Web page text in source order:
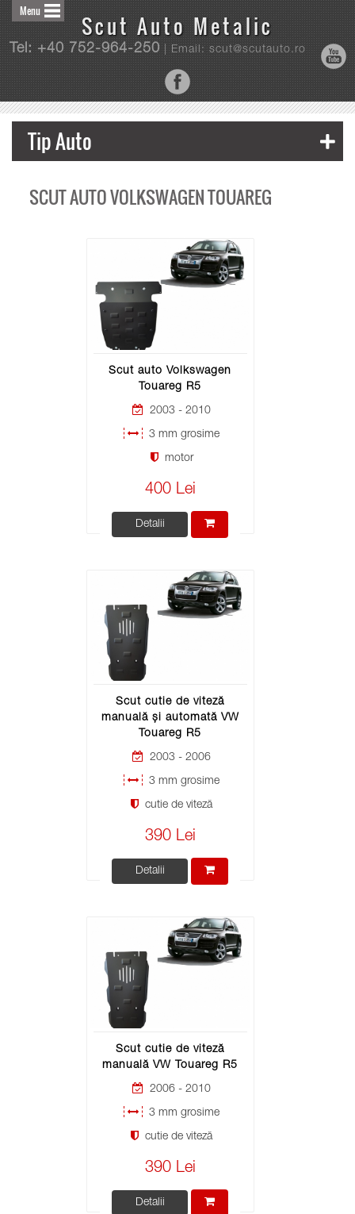
Scut Auto Metalic
Tel: +40 752-964-250| Email: scut@scutauto.ro
Menu
Tip Auto
SCUT AUTO VOLKSWAGEN TOUAREG
Scut auto Volkswagen
Touareg R5
2003 - 2010
3 mm grosime
motor
400 Lei
Detalii
Scut cutie de viteză
manuală și automată VW
Touareg R5
2003 - 2006
3 mm grosime
cutie de viteză
390 Lei
Detalii
Scut cutie de viteză
manuală VW Touareg R5
2006 - 2010
3 mm grosime
cutie de viteză
390 Lei
Detalii